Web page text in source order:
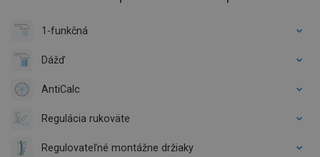
1-funkčná
Dážď
AntiCalc
Regulácia rukoväte
Regulovateľné montážne držiaky